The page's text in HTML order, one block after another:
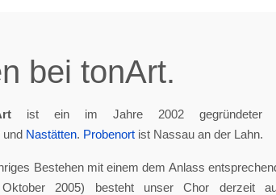
bei tonArt.
ist ein im Jahre 2002 gegründeter
und Nastätten. Probenort ist Nassau an der Lahn.
Bestehen mit einem dem Anlass
Oktober 2005) besteht unser Chor